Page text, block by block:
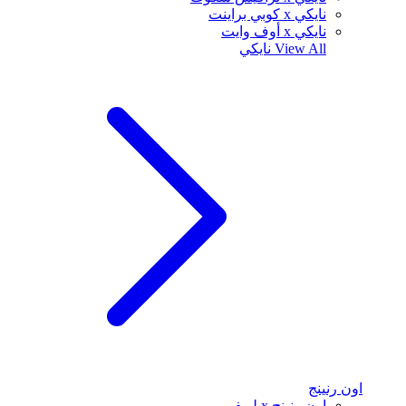
نايكي x كوبي براينت
نايكي x أوف وايت
View All نايكي
اون رنينج